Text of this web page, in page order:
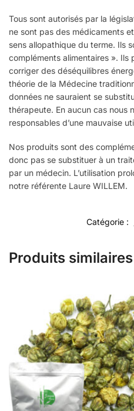
Tous sont autorisés par la
ne sont pas des médicaments
sens allopathique du terme. Ils
compléments alimentaires ».
corriger des déséquilibres
théorie de la Médecine
données ne sauraient se
thérapeute. En aucun cas nous
responsables d’une mauvaise
Nos produits sont des
donc pas se substituer à un
par un médecin. L’utilisation
notre référente Laure WILLEM.
Catégorie :
Produits similaires